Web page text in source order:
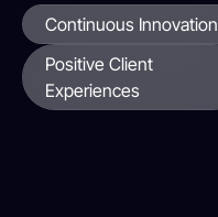
Continuous Innovation
Positive Client
Experiences